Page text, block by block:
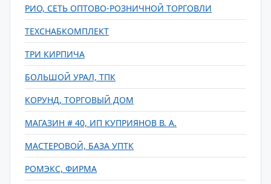
РИО, СЕТЬ ОПТОВО-РОЗНИЧНОЙ ТОРГОВЛИ
ТЕХСНАБКОМПЛЕКТ
ТРИ КИРПИЧА
БОЛЬШОЙ УРАЛ, ТПК
КОРУНД, ТОРГОВЫЙ ДОМ
МАГАЗИН # 40, ИП КУПРИЯНОВ В. А.
МАСТЕРОВОЙ, БАЗА УПТК
РОМЭКС, ФИРМА